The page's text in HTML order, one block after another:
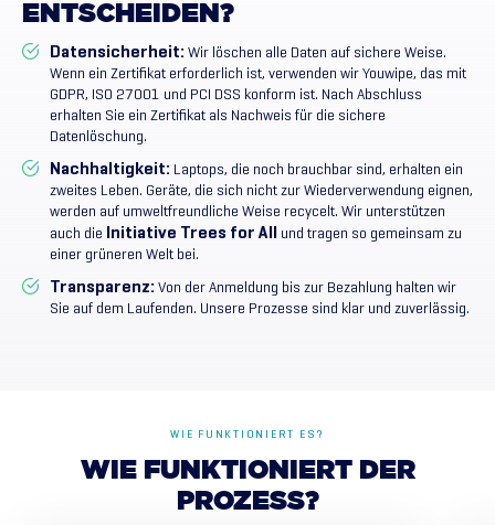
ENTSCHEIDEN?
Datensicherheit: Wir löschen alle Daten auf sichere Weise.
Wenn ein Zertifikat erforderlich ist, verwenden wirYouwipe, das mit
GDPR, ISO 27001 und PCI DSS konform ist. Nach Abschluss
erhalten Sie ein Zertifikat als Nachweis für die sichere
Datenlöschung.
Nachhaltigkeit: Laptops, die noch brauchbar sind, erhalten ein
zweites Leben. Geräte, die sich nicht zur Wiederverwendung eignen,
werden auf umweltfreundliche Weise recycelt. Wir unterstützen
auch die Initiative Trees for All und tragen so gemeinsam zu
einer grüneren Welt bei.
Transparenz: Von der Anmeldung bis zur Bezahlung halten wir
Sie auf dem Laufenden. Unsere Prozesse sind klar und zuverlässig.
WIE FUNKTIONIERT ES?
WIE FUNKTIONIERT DER
PROZESS?